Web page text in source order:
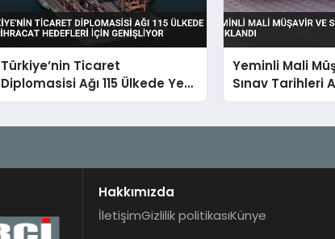
Türkiye’nin Ticaret
Diplomasisi Ağı 115 Ülkede Yeni
İhracat Hedefleri İçin
Yeminli Mali
Sınav Tarihleri
Hakkımızda
İletişimGizlilik politikasıKünye